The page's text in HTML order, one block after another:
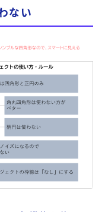
ない